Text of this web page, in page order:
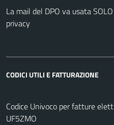
La mail del DPO va usata
privacy
CODICI UTILI E FATTURAZIONE
Codice Univoco per fatture
UF5ZMO